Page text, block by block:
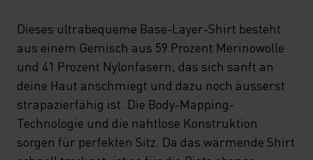
Dieses ultrabequeme Base-Layer-Shirt besteht
aus einem Gemisch aus 59 Prozent Merinowolle
und 41 Prozent Nylonfasern, das sich sanft an
deine Haut anschmiegt und dazu noch äusserst
strapazierfähig ist. Die Body-Mapping-
Technologie und die nahtlose Konstruktion
sorgen für perfekten Sitz. Da das wärmende Shirt